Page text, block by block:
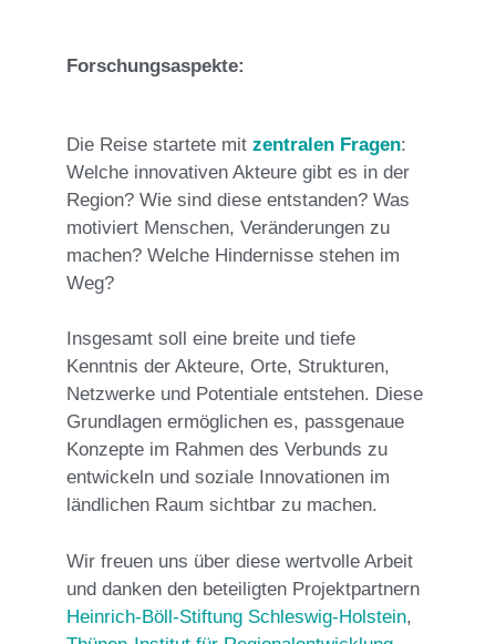
Forschungsaspekte:
Die Reise startete mit zentralen Fragen:
Welche innovativen Akteure gibt es in der
Region? Wie sind diese entstanden? Was
motiviert Menschen, Veränderungen zu
machen? Welche Hindernisse stehen im
Weg?
Insgesamt soll eine breite und tiefe
Kenntnis der Akteure, Orte, Strukturen,
Netzwerke und Potentiale entstehen. Diese
Grundlagen ermöglichen es, passgenaue
Konzepte im Rahmen des Verbunds zu
entwickeln und soziale Innovationen im
ländlichen Raum sichtbar zu machen.
Wir freuen uns über diese wertvolle Arbeit
und danken den beteiligten Projektpartnern
Heinrich-Böll-Stiftung Schleswig-Holstein,